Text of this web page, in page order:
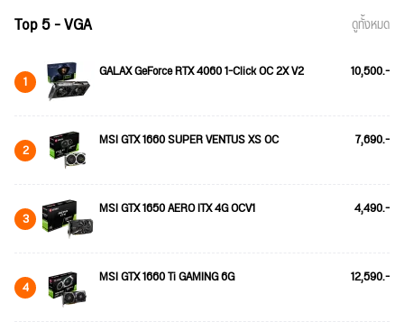
Top 5 - VGA ดูทั้งหมด
1 GALAX GeForce RTX 4060 1-Click OC 2X V2 10,500.-
2 MSI GTX 1660 SUPER VENTUS XS OC 7,690.-
3 MSI GTX 1650 AERO ITX 4G OCV1 4,490.-
4 MSI GTX 1660 Ti GAMING 6G 12,590.-